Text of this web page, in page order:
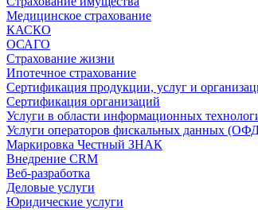
Медицинское страхование
КАСКО
ОСАГО
Страхование жизни
Ипотечное страхование
Сертификация продукции, услуг и
Сертификация организаций
Услуги в области информационных
Услуги операторов фискальных данных
Маркировка Честный ЗНАК
Внедрение CRM
Веб-разработка
Деловые услуги
Юридические услуги